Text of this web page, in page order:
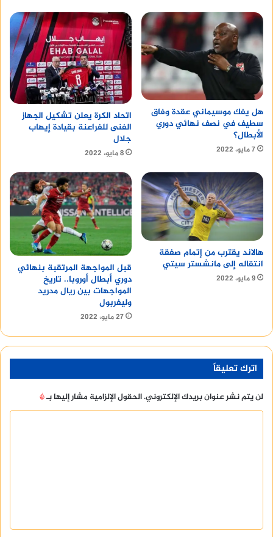
هل يفك موسيماني عقدة وفاق
سطيف في نصف نهائي دوري
الأبطال؟
7 مايو، 2022
اتحاد الكرة يعلن تشكيل الجهاز
الفنى للفراعنة بقيادة إيهاب
جلال
8 مايو، 2022
هالاند يقترب من إتمام صفقة
انتقاله إلى مانشستر سيتي
9 مايو، 2022
قبل المواجهة المرتقبة بنهائي
دوري أبطال أوروبا.. تاريخ
المواجهات بين ريال مدريد
وليفربول
27 مايو، 2022
اترك تعليقاً
لن يتم نشر عنوان بريدك الإلكتروني.الحقول الإلزامية مشار إليها بـ*
ق